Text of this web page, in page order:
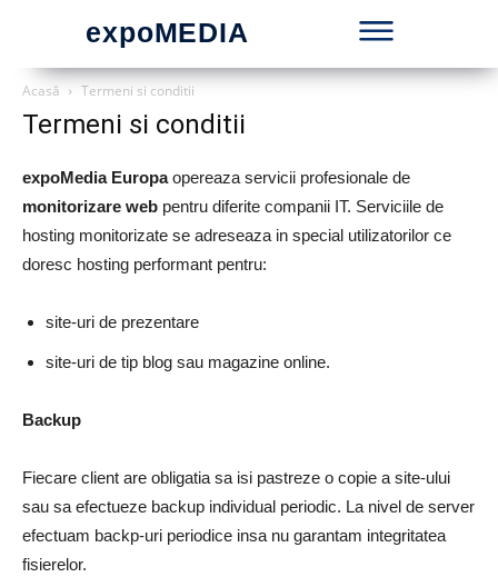
expoMEDIA
Acasă Termeni si conditii
Termeni si conditii
expoMedia Europaopereaza servicii profesionale de
monitorizare web pentru diferite companii IT. Serviciile de
hosting monitorizate se adreseaza in special utilizatorilor ce
doresc hosting performant pentru:
site-uri de prezentare
site-uri de tip blog sau magazine online.
Backup
Fiecare client are obligatia sa isi pastreze o copie a site-ului
sau sa efectueze backup individual periodic. La nivel de server
efectuam backp-uri periodice insa nu garantam integritatea
fisierelor.